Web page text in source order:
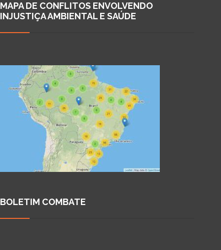
MAPA DE CONFLITOS ENVOLVENDO
INJUSTIÇA AMBIENTAL E SAÚDE
BOLETIM COMBATE